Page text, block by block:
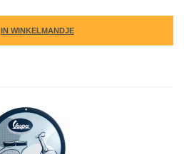
IN WINKELMANDJE